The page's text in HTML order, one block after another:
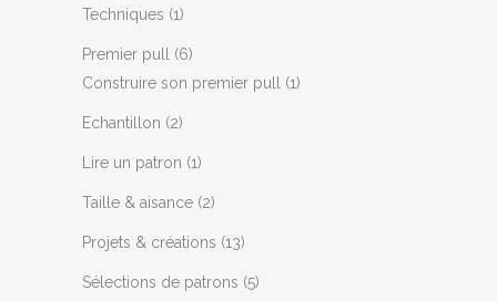
Techniques (1)
Premier pull
(6)
Construire son premier pull
(1)
Echantillon (2)
Lire un patron (1)
Taille & aisance (2)
Projets & créations (13)
Sélections de patrons (5)